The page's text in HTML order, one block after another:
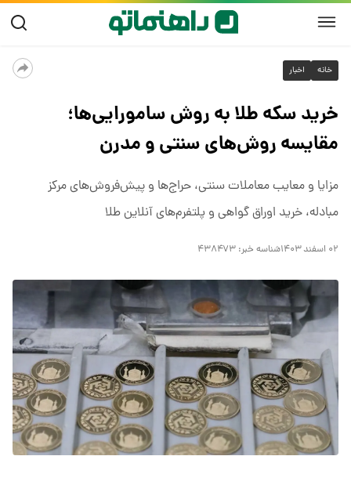
خانه اخبار
خرید سکه طلا به روش سامورایی‌ها؛
مقایسه روش‌های سنتی و مدرن
مزایا و معایب معاملات سنتی، حراج‌ها و پیش‌فروش‌های مرکز
مبادله، خرید اوراق گواهی و پلتفرم‌های آنلاین طلا
۰۲ اسفند ۱۴۰۳ شناسه خبر: ۴۳۸۴۷۳